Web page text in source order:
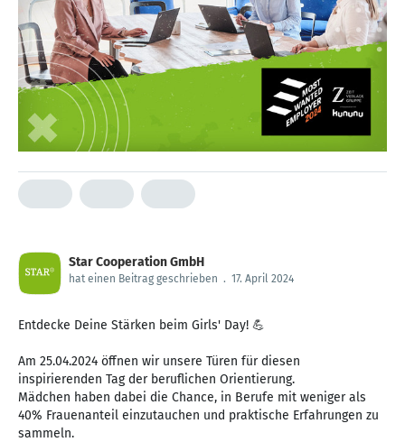
Star Cooperation GmbH
hat einen Beitrag geschrieben . 17. April 2024
Entdecke Deine Stärken beim Girls' Day! 💪
Am 25.04.2024 öffnen wir unsere Türen für diesen
inspirierenden Tag der beruflichen Orientierung.
Mädchen haben dabei die Chance, in Berufe mit weniger als
40% Frauenanteil einzutauchen und praktische Erfahrungen zu
sammeln.